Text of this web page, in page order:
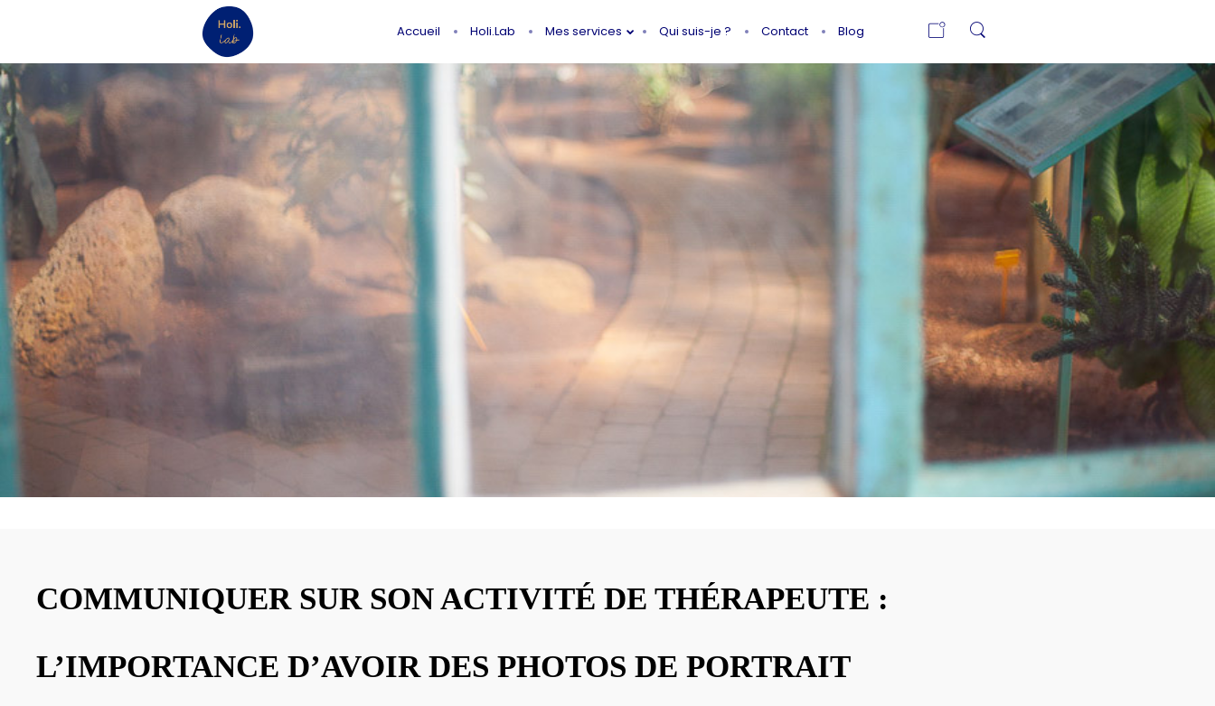
12
DÉCEMBRE
MON ACTIVITÉ
DE THÉRAPEUTE
NE DÉCOLLE PAS :
14 BLOCAGES
POSSIBLES
3
FÉVRIER
SUR LE CHEMIN DE
NATUROPATHE
29
À LA DÉCOUVERTE
DESIGN AVEC
30
JUIN
ADELINE ANGER, CELLE
QUI QUITTA INSTA
Accueil Holi.Lab Mes services Qui suis-je ? Contact Blog
COMMUNIQUER SUR SON ACTIVITÉ DE THÉRAPEUTE :
L’IMPORTANCE D’AVOIR DES PHOTOS DE PORTRAIT